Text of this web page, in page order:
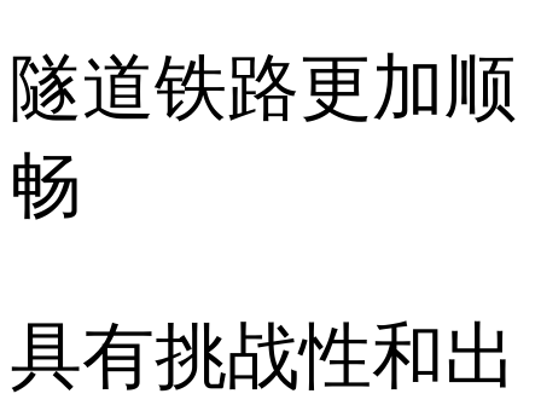
隧道铁路更加顺
畅
具有挑战性和出